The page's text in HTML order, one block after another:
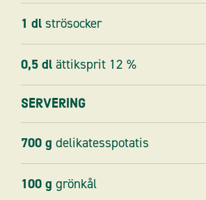
1 dl strösocker
0,5 dl ättiksprit 12 %
Servering
700 g delikatesspotatis
100 g grönkål